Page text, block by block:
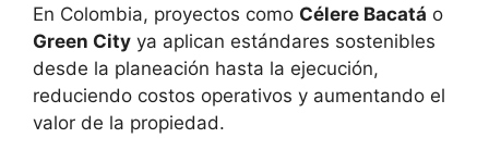
En Colombia, proyectos como Célere Bacatá o
Green City ya aplican estándares sostenibles
desde la planeación hasta la ejecución,
reduciendo costos operativos y aumentando el
valor de la propiedad.